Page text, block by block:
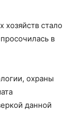
стало
в
охраны
данной